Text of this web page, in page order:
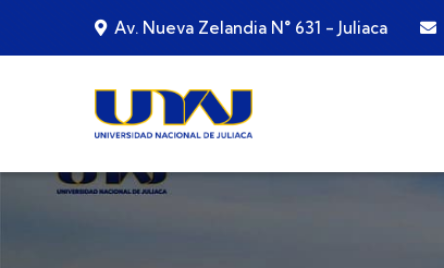
Pasar al contenido principal
Av. Nueva Zelandia N° 631 - Juliaca